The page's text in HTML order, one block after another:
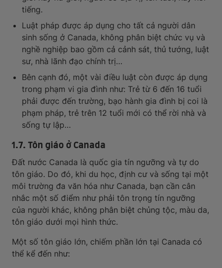
tiếng.
Luật pháp được áp dụng cho tất cả người dân
sinh sống ở Canada, không phân biệt chức vụ và
nghề nghiệp bao gồm cả cảnh sát, thủ tướng, luật
sư, nhà lãnh đạo chính trị…
Bên cạnh đó, một vài điều luật còn được áp dụng
trong phạm vi gia đình như: Trẻ từ 6 đến 16 tuổi
phải được đến trường, bạo hành gia đình bị coi là
phạm pháp, trẻ trên 12 tuổi mới có thể rời nhà và
sống tự lập…
1.7. Tôn giáo ở Canada
Đất nước Canada là quốc gia tín ngưỡng và tự do
tôn giáo. Do đó, khi du học, định cư và sống tại một
môi trường đa văn hóa như Canada, bạn cần cân
nhắc một số điểm như phải tôn trọng tín ngưỡng
của người khác, không phân biệt chủng tộc, màu da,
tôn giáo dưới mọi hình thức.
Một số tôn giáo lớn, chiếm phần lớn tại Canada có
thể kể đến như: